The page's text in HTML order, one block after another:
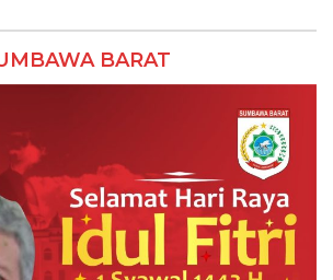
BARAT